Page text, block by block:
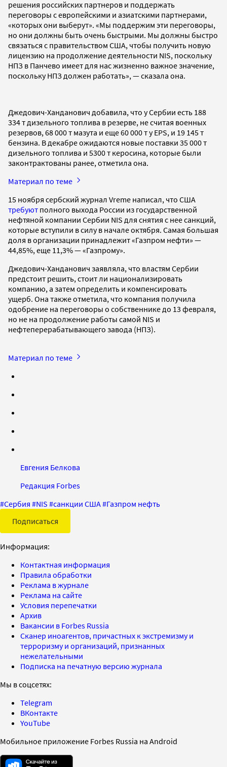
решения российских партнеров и поддержать
переговоры с европейскими и азиатскими партнерами,
«которых они выберут». «Мы поддержим эти переговоры,
но они должны быть очень быстрыми. Мы должны быстро
связаться с правительством США, чтобы получить новую
лицензию на продолжение деятельности NIS, поскольку
НПЗ в Панчево имеет для нас жизненно важное значение,
поскольку НПЗ должен работать», — сказала она.
Джедович-Ханданович добавила, что у Сербии есть 188
334 т дизельного топлива в резерве, не считая военных
резервов, 68 000 т мазута и еще 60 000 т у EPS, и 19 145 т
бензина. В декабре ожидаются новые поставки 35 000 т
дизельного топлива и 5300 т керосина, которые были
законтрактованы ранее, отметила она.
Материал по теме
15 ноября сербский журнал Vreme написал, что США
требуют полного выхода России из государственной
нефтяной компании Сербии NIS для снятия с нее санкций,
которые вступили в силу в начале октября. Самая большая
доля в организации принадлежит «Газпром нефти» —
44,85%, еще 11,3% — «Газпрому».
Джедович-Ханданович заявляла, что властям Сербии
предстоит решить, стоит ли национализировать
компанию, а затем определить и компенсировать
ущерб. Она также отметила, что компания получила
одобрение на переговоры о собственнике до 13 февраля,
но не на продолжение работы самой NIS и
нефтеперерабатывающего завода (НПЗ).
Материал по теме
Евгения Белкова
Редакция Forbes
#Сербия #NIS #санкции США#Газпром нефть
Подписаться
Информация:
Контактная информация
Правила обработки
Реклама в журнале
Реклама на сайте
Условия перепечатки
Архив
Вакансии в Forbes Russia
Сканер иноагентов, причастных к экстремизму и
терроризму и организаций, признанных
нежелательными
Подписка на печатную версию журнала
Мы в соцсетях:
Telegram
ВКонтакте
YouTube
Мобильное приложение Forbes Russia на Android